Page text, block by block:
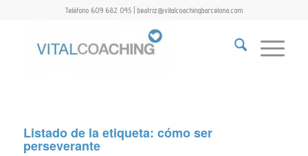
Teléfono 609 682 045 | beatriz@vitalcoachingbarcelona.com
Listado de la etiqueta: cómo ser
perseverante